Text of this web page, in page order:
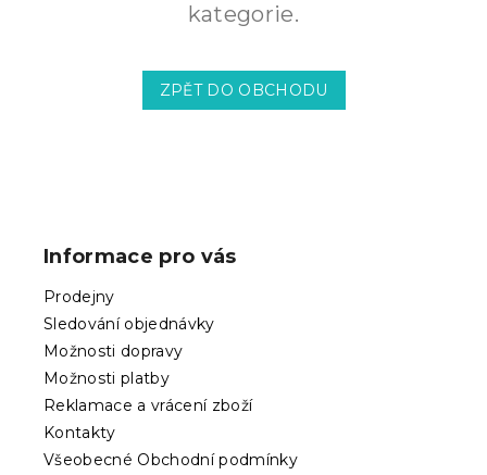
kategorie.
ZPĚT DO OBCHODU
Informace pro vás
Prodejny
Sledování objednávky
Možnosti dopravy
Možnosti platby
Reklamace a vrácení zboží
Kontakty
Všeobecné Obchodní podmínky